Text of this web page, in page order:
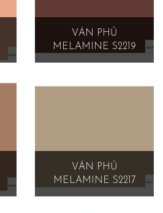
VÁN PHỦ
MELAMINE S2219
VÁN PHỦ
MELAMINE S2217